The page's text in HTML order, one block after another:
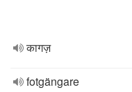
कागज़
fotgängare